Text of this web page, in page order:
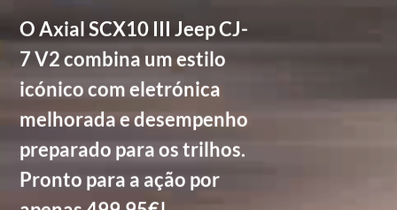
O Axial SCX10 III Jeep CJ-
7 V2 combina um estilo
icónico com eletrónica
melhorada e desempenho
preparado para os trilhos.
Pronto para a ação por